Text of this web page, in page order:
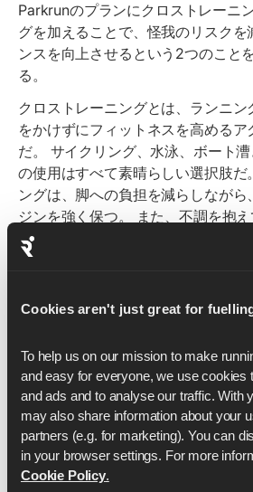
Cookies aren't just great for
To help us on our mission to make
and easy for everyone, we use cookies
and ads and to analyse our traffic. With
may also share information about your
partners (e.g. for marketing). You can
Cookie Policy.
Parkrunのプランにクロストレーニ
グを加えることで、怪我のリスクを
ンスを向上させるという2つのこと
る。
クロストレーニングとは、ランニ
をかけずにフィットネスを高めるア
だ。 サイクリング、水泳、ボート
の使用はすべて素晴らしい選択肢だ
ングは、脚への負担を減らしなが
ジンを強く保つ。 また、不調を抱
にバリエーションを増やしたいとき
過ごすための有効な手段だ。 自分
筋力トレーニングは、パフォーマン
らはぎ、大腿四頭筋、大臀筋、ハ
など、ランニングに最も関与する
ることで、良いフォームをキープし
ハードに走るために必要な安定性と
できる。
筋力トレーニングはランニング